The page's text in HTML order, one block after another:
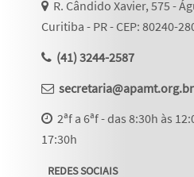
R. Cândido Xavier, 575 -
Curitiba - PR - CEP: 80240-
(41) 3244-2587
secretaria@apamt.org.br
2ªf a 6ªf - das 8:30h às
17:30h
REDES SOCIAIS